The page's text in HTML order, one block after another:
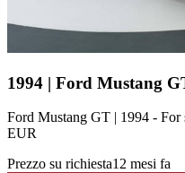
1994 | Ford Mustang
Ford Mustang GT | 1994 - For
EUR
Prezzo su richiesta12 mesi fa